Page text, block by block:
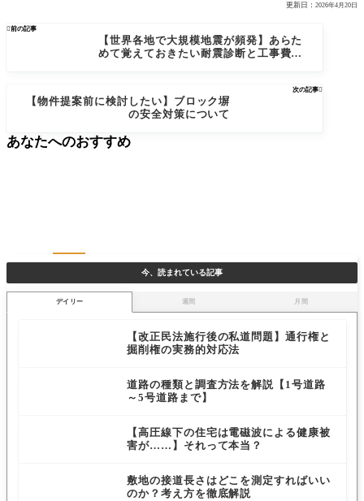
更新日： 2026年4月20日
前の記事
【世界各地で大規模地震が頻発】あらた
めて覚えておきたい耐震診断と工事費用
次の記事
【物件提案前に検討したい】ブロック塀
の安全対策について
今、読まれている記事
デイリー 週間 月間
【改正民法施行後の私道問題】通行権と
掘削権の実務的対応法
道路の種類と調査方法を解説【1号道路
～5号道路まで】
【高圧線下の住宅は電磁波による健康被
害が……】それって本当？
敷地の接道長さはどこを測定すればいい
のか？考え方を徹底解説
あなたへのおすすめ